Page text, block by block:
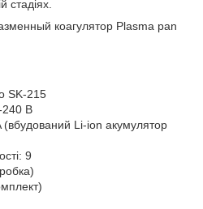
стадіях.
SK-215
240 В
Li-ion акумулятор
9